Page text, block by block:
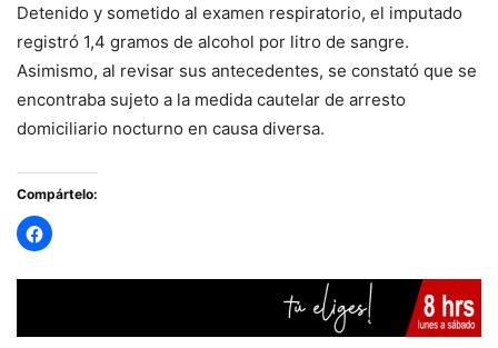
Detenido y sometido al examen respiratorio, el imputado
registró 1,4 gramos de alcohol por litro de sangre.
Asimismo, al revisar sus antecedentes, se constató que se
encontraba sujeto a la medida cautelar de arresto
domiciliario nocturno en causa diversa.
Compártelo: